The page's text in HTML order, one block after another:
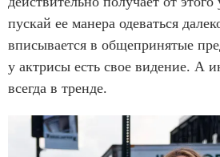
пускай ее манера одеваться
вписывается в общепринятые
у актрисы есть свое видение. А
всегда в тренде.